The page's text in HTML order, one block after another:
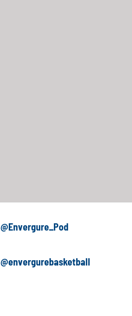
@Envergure_Pod
@envergurebasketball